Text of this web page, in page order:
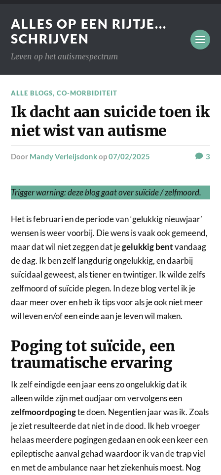
ALLES OP EEN RIJTJE...
SCHRIJVEN
Leven op het autismespectrum
ALLE BLOGS,CO-MORBIDITEIT
Ik dacht aan suicide toen ik
niet wist van autisme
door Mandy Verleijsdonkop07/02/2025 3
Trigger warning: deze blog gaat over suïcide / zelfmoord.
Het is februari en de periode van ‘gelukkig nieuwjaar’
wensen is weer voorbij. Die wens is vaak ook gemeend,
maar dat wil niet zeggen dat jegelukkig bentvandaag
de dag. Ik ben zelf langdurig ongelukkig, en daarbij
suïcidaal geweest, als tiener en twintiger. Ik wilde zelfs
zelfmoord of suïcide plegen. In deze blog vertel ik je
daar meer over en heb ik tips voor als je ook niet meer
wil leven en/of een einde aan je leven wil maken.
Poging tot suïcide, een
traumatische ervaring
Ik zelf eindigde een jaar eens zo ongelukkig dat ik
alleen wilde zijn met oudjaar om vervolgens een
zelfmoordpogingte doen. Negentien jaar was ik. Zoals
je ziet resulteerde dat niet in de dood. Ik heb vroeger
helaas meerdere pogingen gedaan en ook een keer een
epileptische aanval gehad waardoor ik van de trap viel
en met de ambulance naar het ziekenhuis moest. Nog